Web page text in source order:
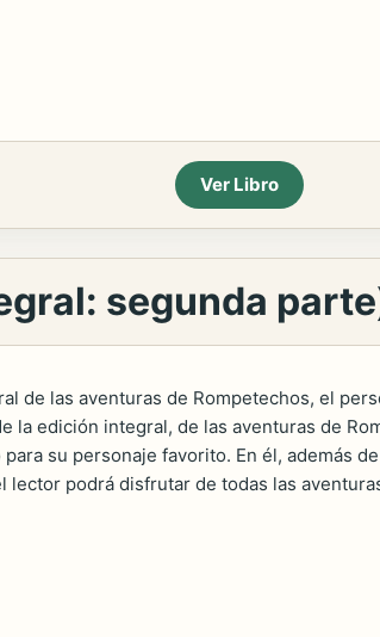
Ver Libro
segunda
de las aventuras de Rompetechos, el
la edición integral, de las aventuras de
su personaje favorito. En él, además
lector podrá disfrutar de todas las